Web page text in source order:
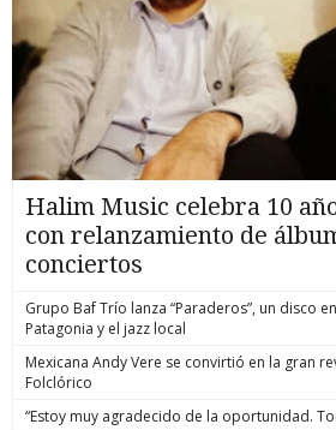
Halim Music celebra 10
con relanzamiento de
conciertos
Grupo Baf Trío lanza “Paraderos”, un disco
Patagonia y el jazz local
Mexicana Andy Vere se convirtió en la gran
Folclórico
“Estoy muy agradecido de la oportunidad.